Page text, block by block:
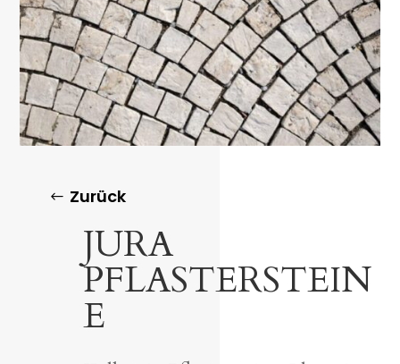
Zurück
JURA
PFLASTERSTEIN
E